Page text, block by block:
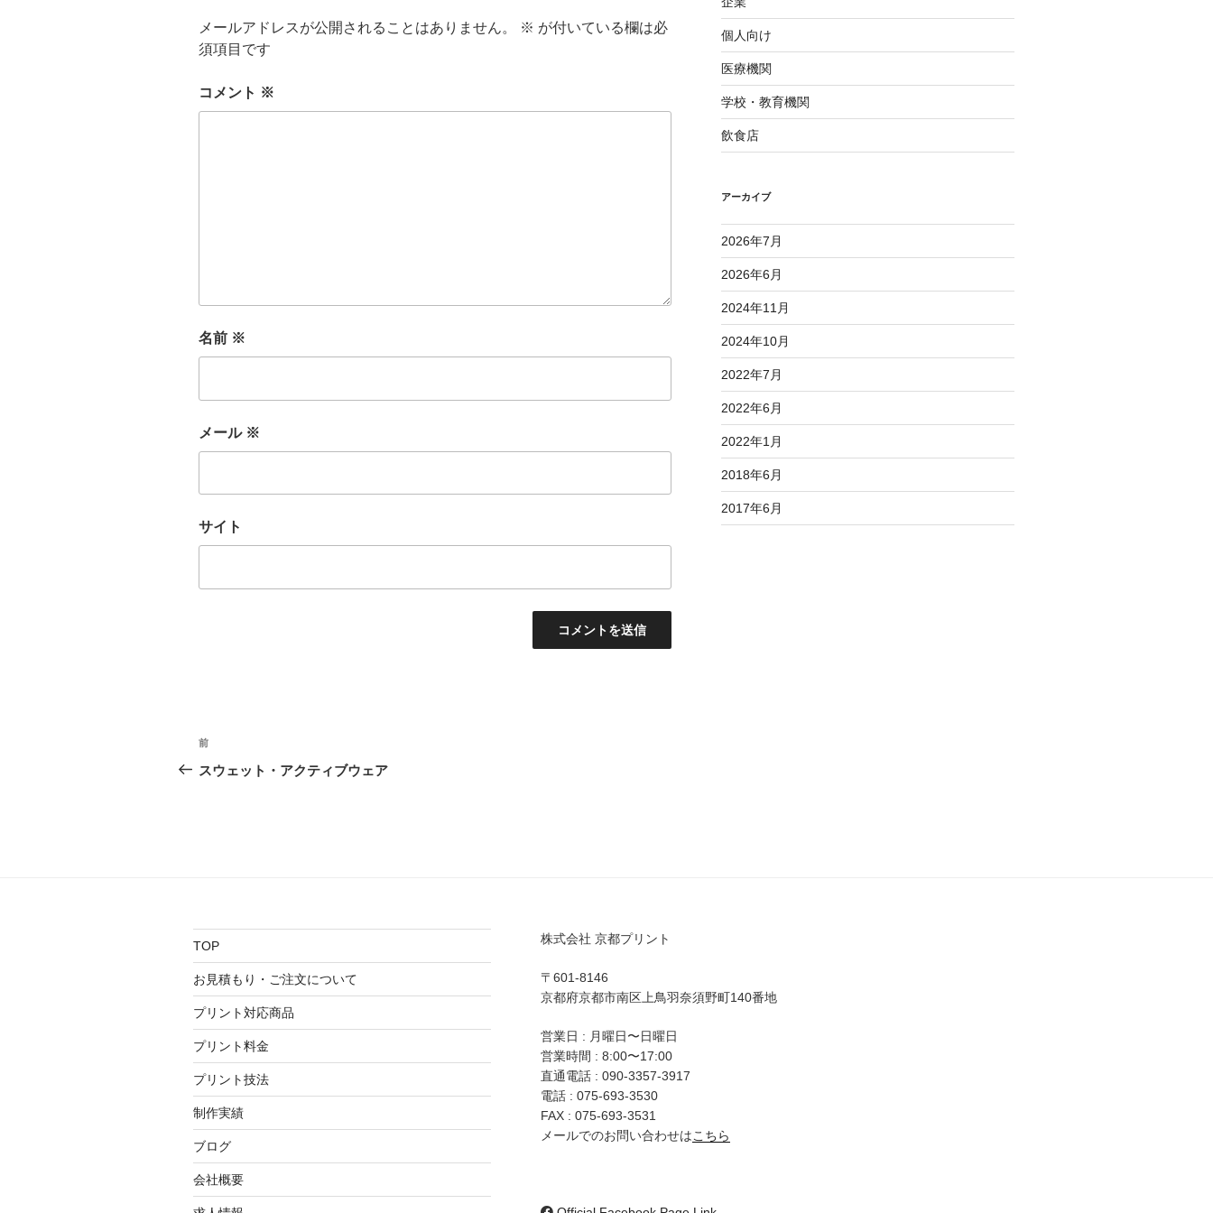
メールアドレスが公開されることはありません。 ※ が付いている欄は必
須項目です
コメント ※
名前 ※
メール ※
サイト
投
稿
シ
ョ
ン
前
の
前
スウェット・アクティブウェア
個人向け
医療機関
学校・教育機関
飲食店
アーカイブ
2026年7月
2026年6月
2024年11月
2024年10月
2022年7月
2022年6月
2022年1月
2018年6月
2017年6月
TOP
お見積もり・ご注文について
プリント対応商品
プリント料金
プリント技法
制作実績
ブログ
会社概要
株式会社 京都プリント
〒601-8146
京都府京都市南区上鳥羽奈須野町140番地
営業日 : 月曜日〜日曜日
営業時間 : 8:00〜17:00
直通電話 : 090-3357-3917
電話 : 075-693-3530
FAX : 075-693-3531
メールでのお問い合わせはこちら